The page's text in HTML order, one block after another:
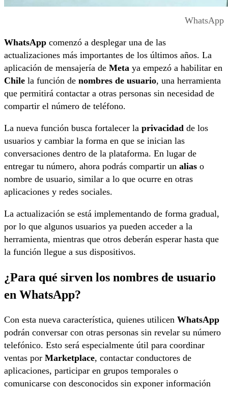
WhatsApp
WhatsApp comenzó a desplegar una de las
actualizaciones más importantes de los últimos años. La
aplicación de mensajería de Meta ya empezó a habilitar en
Chile la función de nombres de usuario, una herramienta
que permitirá contactar a otras personas sin necesidad de
compartir el número de teléfono.
La nueva función busca fortalecer la privacidad de los
usuarios y cambiar la forma en que se inician las
conversaciones dentro de la plataforma. En lugar de
entregar tu número, ahora podrás compartir un alias o
nombre de usuario, similar a lo que ocurre en otras
aplicaciones y redes sociales.
La actualización se está implementando de forma gradual,
por lo que algunos usuarios ya pueden acceder a la
herramienta, mientras que otros deberán esperar hasta que
la función llegue a sus dispositivos.
¿Para qué sirven los nombres de usuario
en WhatsApp?
Con esta nueva característica, quienes utilicen WhatsApp
podrán conversar con otras personas sin revelar su número
telefónico. Esto será especialmente útil para coordinar
ventas por Marketplace, contactar conductores de
aplicaciones, participar en grupos temporales o
comunicarse con desconocidos sin exponer información